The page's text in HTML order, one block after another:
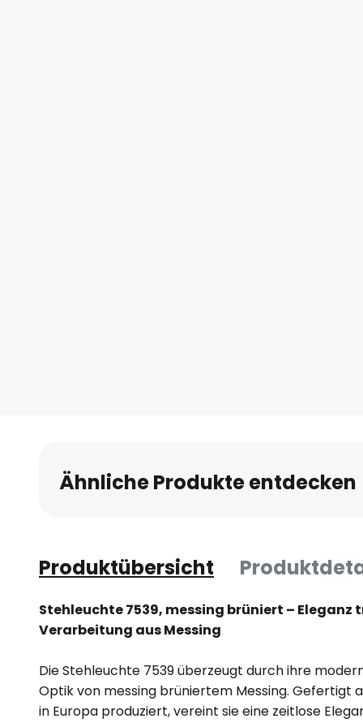
Ähnliche Produkte entdecken
Produktübersicht
Stehleuchte 7539, messing brüniert –
Verarbeitung aus Messing
Die Stehleuchte 7539 überzeugt durch ihre
Optik von messing brüniertem Messing. Gefertigt
in Europa produziert, vereint sie eine zeitlose